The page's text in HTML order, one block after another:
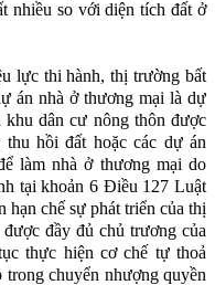
nhiều so với diện tích đất ở
lực thi hành, thị trường bất
án nhà ở thương mại là dự
dân cư nông thôn được
hồi đất hoặc các dự án
làm nhà ở thương mại do
tại khoản 6 Điều 127 Luật
chế sự phát triển của thị
đầy đủ chủ trương của
thực hiện cơ chế tự thoả
chuyển nhượng quyền